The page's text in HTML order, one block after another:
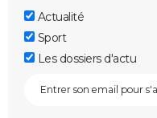
Actualité
Sport
Les dossiers d'actu